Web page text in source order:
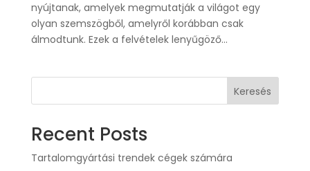
nyújtanak, amelyek megmutatják a világot egy
olyan szemszögből, amelyről korábban csak
álmodtunk. Ezek a felvételek lenyűgöző...
Keresés
Recent Posts
Tartalomgyártási trendek cégek számára